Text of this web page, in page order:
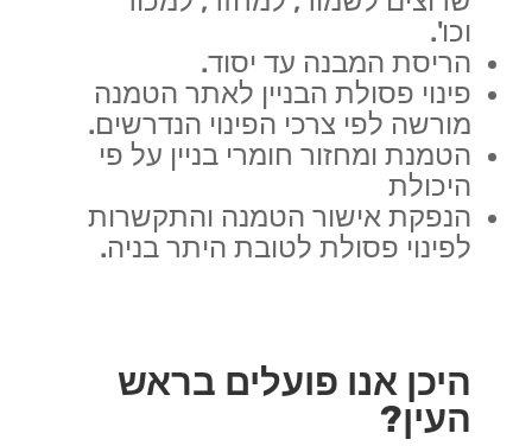
וכו'.
הריסת המבנה עד יסוד.
פינוי פסולת הבניין לאתר הטמנה
מורשה לפי צרכי הפינוי הנדרשים.
הטמנת ומחזור חומרי בניין על פי
היכולת
הנפקת אישור הטמנה והתקשרות
לפינוי פסולת לטובת היתר בניה.
היכן אנו פועלים בראש
העין?